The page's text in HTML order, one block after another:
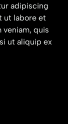
adipiscing
ut labore et
veniam, quis
ut aliquip ex